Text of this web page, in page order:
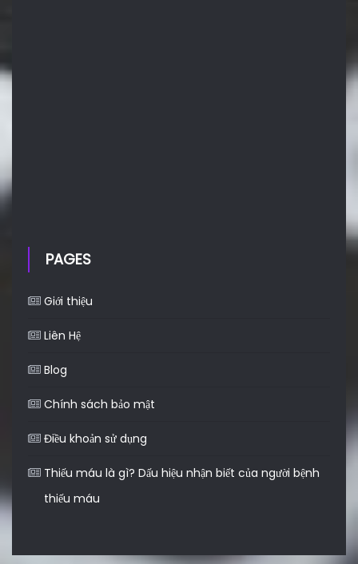
PAGES
Giới thiệu
Liên Hệ
Blog
Chính sách bảo mật
Điều khoản sử dụng
Thiếu máu là gì? Dấu hiệu nhận biết của người bệnh
thiếu máu